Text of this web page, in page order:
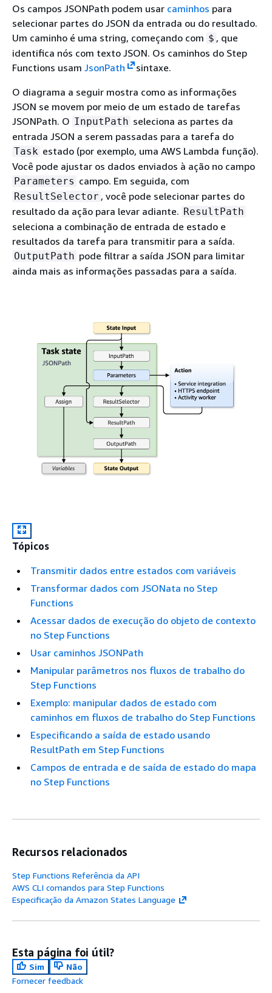
Os campos JSONPath podem usar caminhos para
selecionar partes do JSON da entrada ou do resultado.
Um caminho é uma string, começando com $ , que
identifica nós com texto JSON. Os caminhos do Step
Functions usam JsonPath
sintaxe.
O diagrama a seguir mostra como as informações
JSON se movem por meio de um estado de tarefas
JSONPath. O InputPath seleciona as partes da
entrada JSON a serem passadas para a tarefa do
Task estado (por exemplo, uma AWS Lambda função).
Você pode ajustar os dados enviados à ação no campo
Parameters campo. Em seguida, com
ResultSelector , você pode selecionar partes do
resultado da ação para levar adiante. ResultPath
seleciona a combinação de entrada de estado e
resultados da tarefa para transmitir para a saída.
OutputPath pode filtrar a saída JSON para limitar
ainda mais as informações passadas para a saída.
Tópicos
Transmitir dados entre estados com variáveis
Transformar dados com JSONata no Step
Functions
Acessar dados de execução do objeto de contexto
no Step Functions
Usar caminhos JSONPath
Manipular parâmetros nos fluxos de trabalho do
Step Functions
Exemplo: manipular dados de estado com
caminhos em fluxos de trabalho do Step Functions
Especificando a saída de estado usando
ResultPath em Step Functions
Campos de entrada e de saída de estado do mapa
no Step Functions
Recursos relacionados
Step Functions Referência da API
AWS CLI comandos para Step Functions
Especificação da Amazon States Language
Esta página foi útil?
Sim
Não
Fornecer feedback